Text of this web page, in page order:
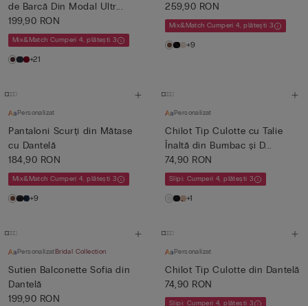
de Barcă Din Modal Ultr...
199,90 RON
Mix&Match Cumperi 4, plătești 3
+21
259,90 RON
Mix&Match Cumperi 4, plătești 3
+9
Personalizat
Pantaloni Scurți din Mătase
cu Dantelă
184,90 RON
Mix&Match Cumperi 4, plătești 3
+9
Personalizat
Chilot Tip Culotte cu Talie
Înaltă din Bumbac și D...
74,90 RON
Slipi: Cumperi 4, plătești 3
+1
PersonalizatBridal Collection
Sutien Balconette Sofia din
Dantelă
199,90 RON
Personalizat
Chilot Tip Culotte din Dantelă
74,90 RON
Slipi: Cumperi 4, plătești 3